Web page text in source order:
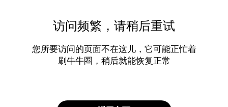
访问频繁，请稍后重试
您所要访问的页面不在这儿，它可能正忙着
刷牛牛圈，稍后就能恢复正常